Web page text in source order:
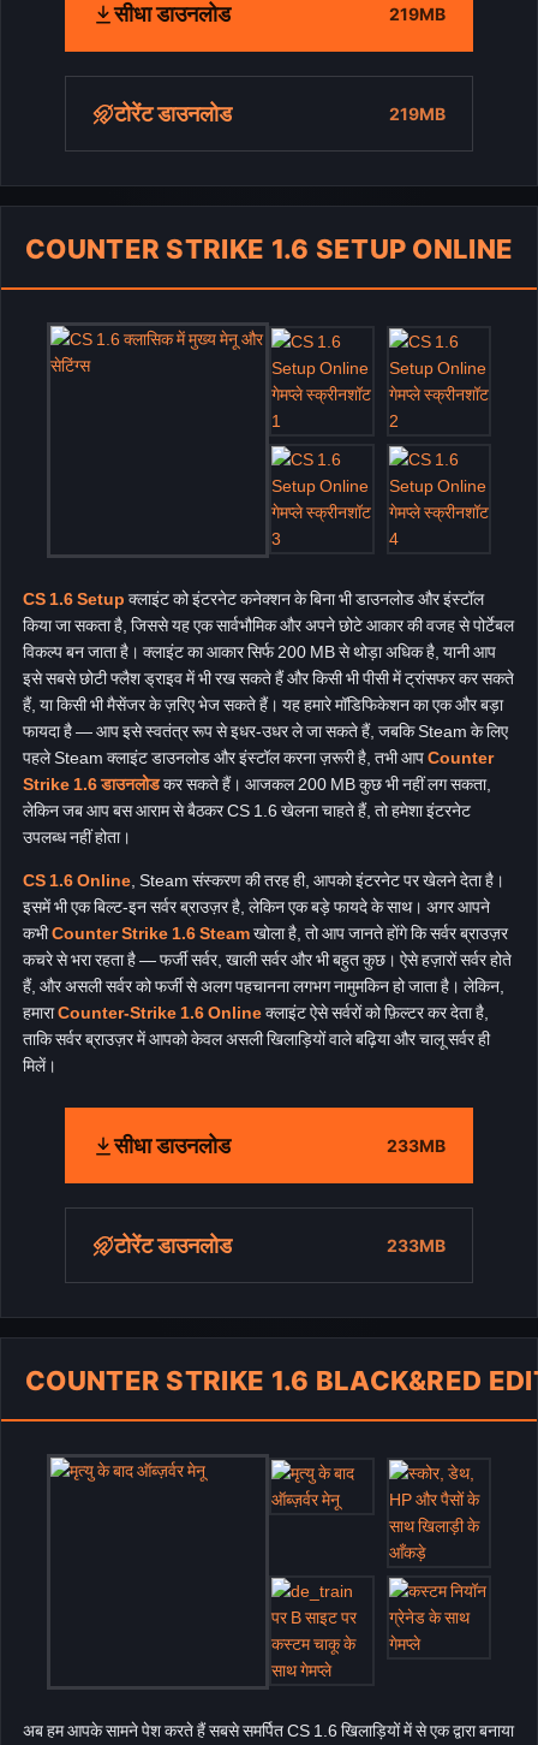
सीधा डाउनलोड 219MB
टोरेंट डाउनलोड 219MB
COUNTER STRIKE 1.6 SETUP ONLINE
CS 1.6 Setup क्लाइंट को इंटरनेट कनेक्शन के बिना भी डाउनलोड और इंस्टॉल
किया जा सकता है, जिससे यह एक सार्वभौमिक और अपने छोटे आकार की वजह से पोर्टेबल
विकल्प बन जाता है। क्लाइंट का आकार सिर्फ 200 MB से थोड़ा अधिक है, यानी आप
इसे सबसे छोटी फ्लैश ड्राइव में भी रख सकते हैं और किसी भी पीसी में ट्रांसफर कर सकते
हैं, या किसी भी मैसेंजर के ज़रिए भेज सकते हैं। यह हमारे मॉडिफिकेशन का एक और बड़ा
फायदा है — आप इसे स्वतंत्र रूप से इधर-उधर ले जा सकते हैं, जबकि Steam के लिए
पहले Steam क्लाइंट डाउनलोड और इंस्टॉल करना ज़रूरी है, तभी आपCounter
Strike 1.6 डाउनलोडकर सकते हैं। आजकल 200 MB कुछ भी नहीं लग सकता,
लेकिन जब आप बस आराम से बैठकर CS 1.6 खेलना चाहते हैं, तो हमेशा इंटरनेट
उपलब्ध नहीं होता।
CS 1.6 Online , Steam संस्करण की तरह ही, आपको इंटरनेट पर खेलने देता है।
इसमें भी एक बिल्ट-इन सर्वर ब्राउज़र है, लेकिन एक बड़े फायदे के साथ। अगर आपने
कभीCounter Strike 1.6 Steamखोला है, तो आप जानते होंगे कि सर्वर ब्राउज़र
कचरे से भरा रहता है — फर्जी सर्वर, खाली सर्वर और भी बहुत कुछ। ऐसे हज़ारों सर्वर होते
हैं, और असली सर्वर को फर्जी से अलग पहचानना लगभग नामुमकिन हो जाता है। लेकिन,
हमाराCounter-Strike 1.6 Onlineक्लाइंट ऐसे सर्वरों को फ़िल्टर कर देता है,
ताकि सर्वर ब्राउज़र में आपको केवल असली खिलाड़ियों वाले बढ़िया और चालू सर्वर ही
मिलें।
सीधा डाउनलोड 233MB
टोरेंट डाउनलोड 233MB
COUNTER STRIKE 1.6 BLACK&RED
अब हम आपके सामने पेश करते हैं सबसे समर्पित CS 1.6 खिलाड़ियों में से एक द्वारा बनाया